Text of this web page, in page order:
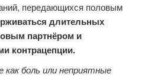
передающихся половым
длительных
партнёром и
контрацепции.
боль или неприятные